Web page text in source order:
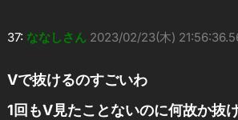
37: ななしさん 2023/02/23(木)
Vで抜けるのすごいわ
1回もV見たことないのに何故か抜